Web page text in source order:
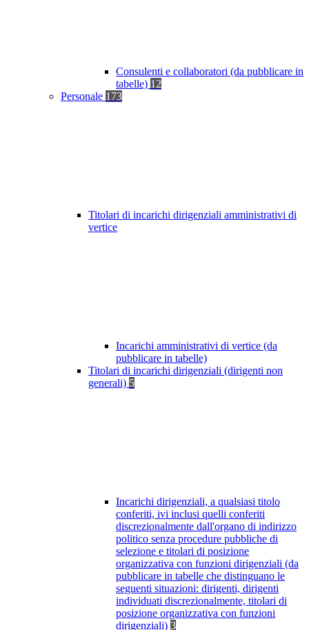
Consulenti e collaboratori (da pubblicare in
tabelle) 12
Personale 173
Titolari di incarichi dirigenziali amministrativi di
vertice
Incarichi amministrativi di vertice (da
pubblicare in tabelle)
Titolari di incarichi dirigenziali (dirigenti non
generali) 5
Incarichi dirigenziali, a qualsiasi titolo
conferiti, ivi inclusi quelli conferiti
discrezionalmente dall'organo di indirizzo
politico senza procedure pubbliche di
selezione e titolari di posizione
organizzativa con funzioni dirigenziali (da
pubblicare in tabelle che distinguano le
seguenti situazioni: dirigenti, dirigenti
individuati discrezionalmente, titolari di
posizione organizzativa con funzioni
dirigenziali) 3